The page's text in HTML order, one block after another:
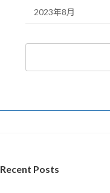
2023年8月
Recent Posts